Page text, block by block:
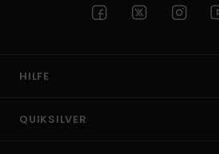
HILFE
QUIKSILVER